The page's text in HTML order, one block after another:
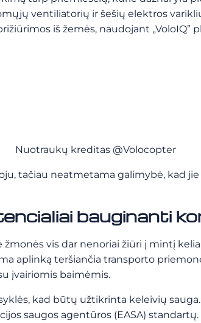
ventiliatorių ir šešių elektros
iš žemės, naudojant „VoloIQ”
Nuotraukų kreditas @Volocopter
tačiau neatmetama galimybė, kad
bauginanti
vis dar nenoriai žiūri į mintį
aplinką teršiančia transporto
įvairiomis baimėmis.
kad būtų užtikrinta keleivių sauga.
saugos agentūros (EASA)